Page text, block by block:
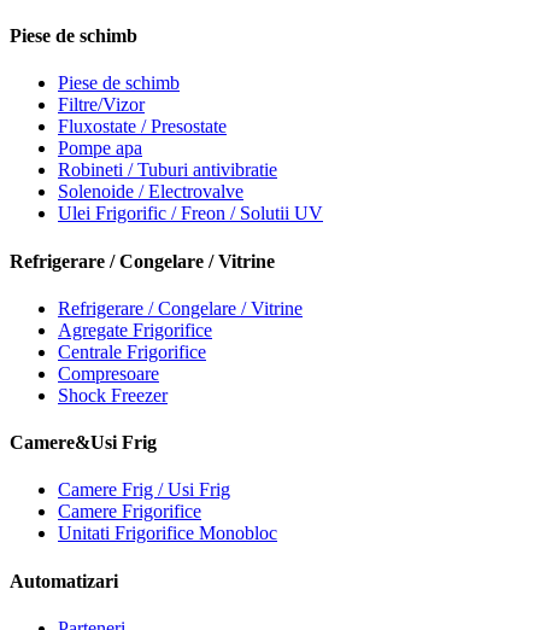
Piese de schimb
Piese de schimb
Filtre/Vizor
Fluxostate / Presostate
Pompe apa
Robineti / Tuburi antivibratie
Solenoide / Electrovalve
Ulei Frigorific / Freon / Solutii UV
Refrigerare / Congelare / Vitrine
Refrigerare / Congelare / Vitrine
Agregate Frigorifice
Centrale Frigorifice
Compresoare
Shock Freezer
Camere&Usi Frig
Camere Frig / Usi Frig
Camere Frigorifice
Unitati Frigorifice Monobloc
Automatizari